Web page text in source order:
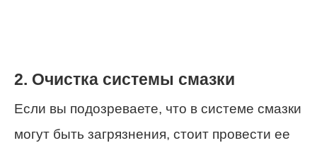
2. Очистка системы смазки
Если вы подозреваете, что в системе смазки
могут быть загрязнения, стоит провести ее